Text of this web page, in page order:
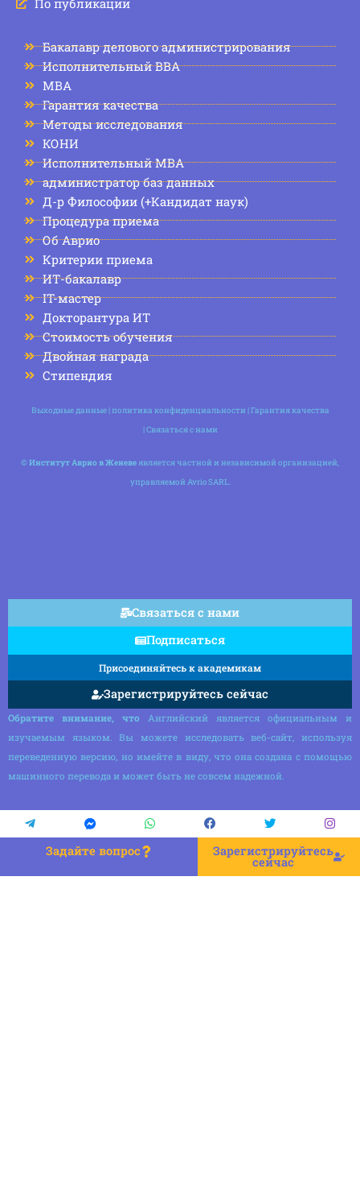
Бакалавр делового администрирования
Исполнительный BBA
МВА
Гарантия качества
Методы исследования
КОНИ
Исполнительный MBA
администратор баз данных
Д-р Философии (+Кандидат наук)
Процедура приема
Об Аврио
Критерии приема
ИТ-бакалавр
IT-мастер
Докторантура ИТ
Стоимость обучения
Двойная награда
Стипендия
Выходные данные|политика конфиденциальности |Гарантия качества
|Связаться с нами
©Институт Аврио в Женевеявляется частной и независимой организацией,
управляемой Avrio SARL.
Связаться с нами
Подписаться
Присоединяйтесь к академикам
Зарегистрируйтесь сейчас
Обратите внимание, что Английский является официальным и
изучаемым языком. Вы можете исследовать веб-сайт, используя
переведенную версию, но имейте в виду, что она создана с помощью
машинного перевода и может быть не совсем надежной.
Задайте вопрос Зарегистрируйтесь
сейчас